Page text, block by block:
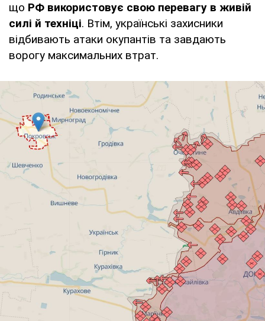
що РФ використовує свою перевагу в живій
силі й техніці. Втім, українські захисники
відбивають атаки окупантів та завдають
ворогу максимальних втрат.